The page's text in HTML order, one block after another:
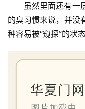
虽然里面还有一
的臭习惯来说，并没
种容易被“窥探”的状态